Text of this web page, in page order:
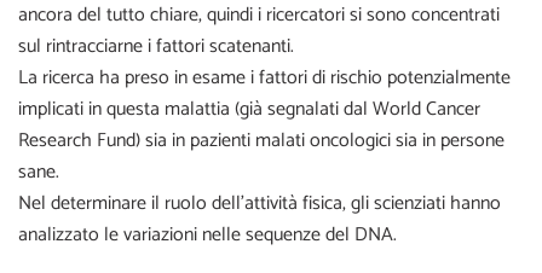
ancora del tutto chiare, quindi i ricercatori si sono concentrati
sul rintracciarne i fattori scatenanti.
La ricerca ha preso in esame i fattori di rischio potenzialmente
implicati in questa malattia (già segnalati dal World Cancer
Research Fund) sia in pazienti malati oncologici sia in persone
sane.
Nel determinare il ruolo dell’attività fisica, gli scienziati hanno
analizzato le variazioni nelle sequenze del DNA.